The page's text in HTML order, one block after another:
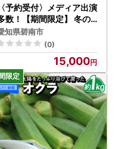
〈予約受付〉メディア出演
数！【期間限定】 冬の
さでぎゅっと濃い！虹色
カラフルにんじん5kg H
012
知県碧南市
(0)
15,000